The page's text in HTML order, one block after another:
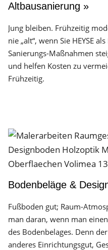
Altbausanierung »
Jung bleiben. Frühzeitig
nie „alt“, wenn Sie HEYSE
Sanierungs-Maßnahmen
und helfen Kosten zu
Frühzeitig.
Bodenbeläge &
Fußboden gut; Raum-
man daran, wenn man
des Boden­belages. Denn
anderes Einrichtungs­gut,